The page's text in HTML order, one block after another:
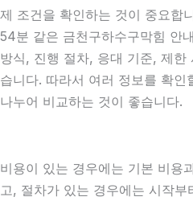
제 조건을 확인하는 것이 중요합
54분 같은 금천구하수구막힘 안
방식, 진행 절차, 응대 기준, 제한
습니다. 따라서 여러 정보를 확
나누어 비교하는 것이 좋습니다.
비용이 있는 경우에는 기본 비용
고, 절차가 있는 경우에는 시작